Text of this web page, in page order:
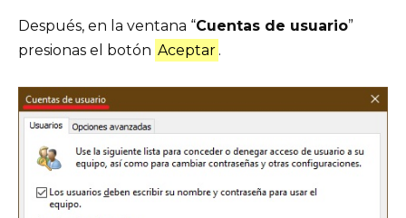
Después, en la ventana “Cuentas de usuario”
presionas el botón Aceptar .